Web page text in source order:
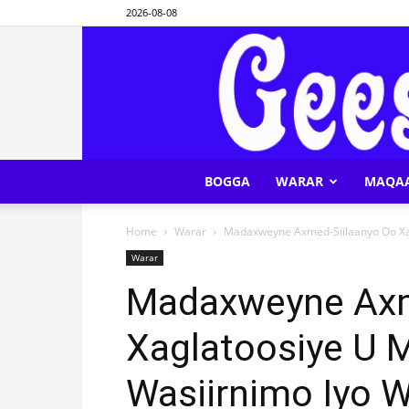
2026-08-08
BOGGA WARAR
Home Warar Madaxweyne Axmed-Siilaanyo Oo
Warar
Madaxweyne
Xaglatoosiye U
Wasiirnimo Iyo